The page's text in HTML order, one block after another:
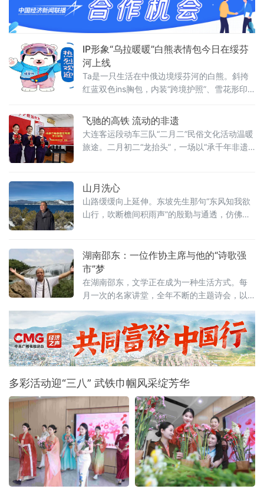
IP形象“乌拉暖暖”白熊表情包今日在绥芬
河上线
Ta是一只生活在中俄边境绥芬河的白熊。斜挎
红蓝双色ins胸包，内装“跨境护照”、雪花形印
岸绥芬河正式上线。
飞驰的高铁 流动的非遗
大连客运段动车三队“二月二”民俗文化活动温暖
旅途。二月初二“龙抬头”，一场以“承千年非遗
连客运段动车三队担当的D7742次列车上温馨
上演，为南来北往的旅客增添了一段充满文化
韵味与人文温度的旅途记忆。
山月洗心
山路缓缓向上延伸。东坡先生那句“东风知我欲
山行，吹断檐间积雨声”的殷勤与通透，仿佛在
缕地抽离、吹散。抬头望去，“岭上晴云披絮
帽”，大朵柔软的白云静静覆在山巅。朝阳初
升，圆圆的一轮挂在疏落的枝头，光泽温润如
一枚古铜钲，默默泼洒下澄澈的金辉，为满山
交织中，一寸、一寸沉静下来
湖南邵东：一位作协主席与他的“诗歌强
市”梦
在湖南邵东，文学正在成为一种生活方式。每
月一次的名家讲堂，全年不断的主题诗会，以
勒出这座湘中县城日益活跃的文学图景。而这
一切的背后，离不开一个人——邵东市作家协
会主席唐志平。
多彩活动迎“三八” 武铁巾帼风采绽芳华